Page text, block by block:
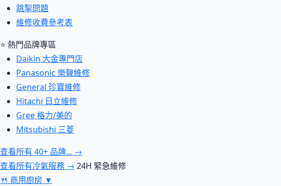
跳掣問題
維修收費參考表
⭐ 熱門品牌專區
Daikin 大金專門店
Panasonic 樂聲維修
General 珍寶維修
Hitachi 日立維修
Gree 格力/美的
Mitsubishi 三菱
查看所有 40+ 品牌... →
查看所有冷氣服務 → 24H 緊急維修
🍴 商用廚房 ▼